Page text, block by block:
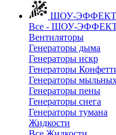
ШОУ-
Все - ШОУ-
Вентиляторы
Генераторы дыма
Генераторы искр
Генераторы
Генераторы
Генераторы пены
Генераторы снега
Генераторы тумана
Жидкости